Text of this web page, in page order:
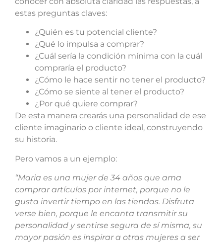
estas preguntas claves:
¿Quién es tu potencial cliente?
¿Qué lo impulsa a comprar?
¿Cuál sería la condición mínima con la cuál
compraría el producto?
¿Cómo le hace sentir no tener el producto?
¿Cómo se siente al tener el producto?
¿Por qué quiere comprar?
De esta manera crearás una personalidad de ese
cliente imaginario o cliente ideal, construyendo
su historia.
Pero vamos a un ejemplo:
“Maria es una mujer de 34 años que ama
comprar artículos por internet, porque no le
gusta invertir tiempo en las tiendas. Disfruta
verse bien, porque le encanta transmitir su
personalidad y sentirse segura de sí misma, su
mayor pasión es inspirar a otras mujeres a ser